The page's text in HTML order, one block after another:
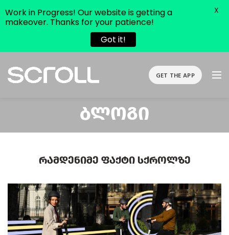
GET THE APP
Ბლოგი
Რამდენიმე Ფაქტი Სქროლზე
Work in Progress! Our website is getting a
makeover. Thanks for your patience!
Got it!
X